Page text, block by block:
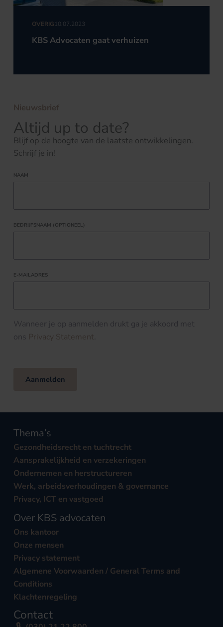
OVERIG10.07.2023
KBS Advocaten gaat verhuizen
Nieuwsbrief
Altijd up to date?
Blijf op de hoogte van de laatste ontwikkelingen.
Schrijf je in!
NAAM
BEDRIJFSNAAM (OPTIONEEL)
E-MAILADRES
Wanneer je op aanmelden drukt ga je akkoord met
ons Privacy Statement.
Aanmelden
Thema’s
Gezondheidsrecht en tuchtrecht
Aansprakelijkheid en verzekeringen
Ondernemen en herstructureren
Werk, arbeidsverhoudingen & governance
Privacy, ICT en vastgoed
Over KBS advocaten
Ons kantoor
Onze mensen
Privacy statement
Algemene Voorwaarden / General Terms and
Conditions
Klachtenregeling
Contact